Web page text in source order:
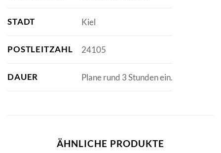
STADT Kiel
POSTLEITZAHL 24105
DAUER Plane rund 3 Stunden ein.
ÄHNLICHE PRODUKTE